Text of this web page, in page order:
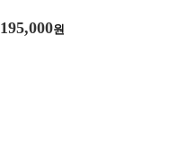
195,000원